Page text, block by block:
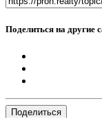
Поделиться на другие
Поделиться